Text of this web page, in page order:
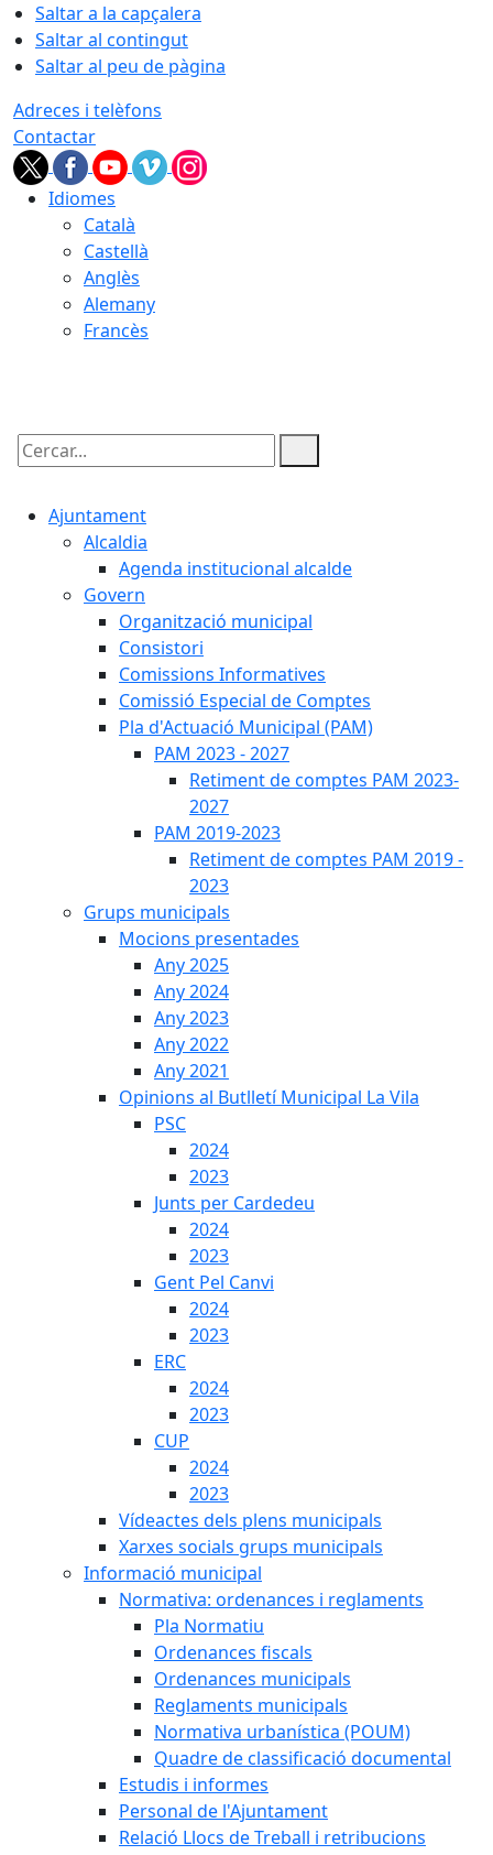
Saltar a la capçalera
Saltar al contingut
Saltar al peu de pàgina
Adreces i telèfons
Contactar
Idiomes
Català
Castellà
Anglès
Alemany
Francès
Cercar:
Ajuntament
Alcaldia
Agenda institucional alcalde
Govern
Organització municipal
Consistori
Comissions Informatives
Comissió Especial de Comptes
Pla d'Actuació Municipal (PAM)
PAM 2023 - 2027
Retiment de comptes PAM 2023-
2027
PAM 2019-2023
Retiment de comptes PAM 2019 -
2023
Grups municipals
Mocions presentades
Any 2025
Any 2024
Any 2023
Any 2022
Any 2021
Opinions al Butlletí Municipal La Vila
PSC
2024
2023
Junts per Cardedeu
2024
2023
Gent Pel Canvi
2024
2023
ERC
2024
2023
CUP
2024
2023
Vídeactes dels plens municipals
Xarxes socials grups municipals
Informació municipal
Normativa: ordenances i reglaments
Pla Normatiu
Ordenances fiscals
Ordenances municipals
Reglaments municipals
Normativa urbanística (POUM)
Quadre de classificació documental
Estudis i informes
Personal de l'Ajuntament
Relació Llocs de Treball i retribucions